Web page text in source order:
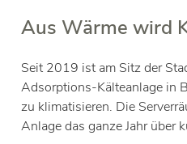
Aus Wärme wird
Seit 2019 ist am Sitz der
Adsorptions-Kälteanlage in
zu klimatisieren. Die
Anlage das ganze Jahr über